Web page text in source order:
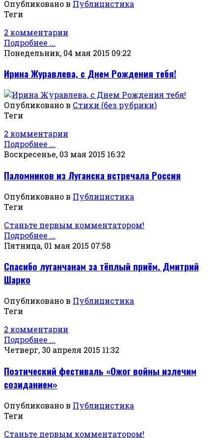
Опубликовано в Публицистика
Теги
2 комментарии
Подробнее ...
Понедельник, 04 мая 2015 09:22
Ирина Журавлева, с Днем Рождения тебя!
Опубликовано в Стихи (без рубрики)
Теги
2 комментарии
Подробнее ...
Воскресенье, 03 мая 2015 16:32
Паломников из Луганска встречала Россия
Опубликовано в Публицистика
Теги
Станьте первым комментатором!
Подробнее ...
Пятница, 01 мая 2015 07:58
Спасибо луганчанам за тёплый приём. Дмитрий
Шарко
Опубликовано в Публицистика
Теги
2 комментарии
Подробнее ...
Четверг, 30 апреля 2015 11:32
Поэтический фестиваль «Ожог войны излечим
созиданием»
Опубликовано в Публицистика
Теги
Станьте первым комментатором!